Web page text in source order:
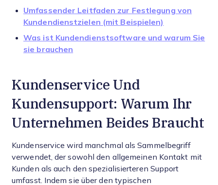
Umfassender Leitfaden zur Festlegung von
Kundendienstzielen (mit Beispielen)
Was ist Kundendienstsoftware und warum Sie
sie brauchen
Kundenservice Und
Kundensupport: Warum Ihr
Unternehmen Beides Braucht
Kundenservice wird manchmal als Sammelbegriff
verwendet, der sowohl den allgemeinen Kontakt mit
Kunden als auch den spezialisierteren Support
umfasst. Indem sie über den typischen